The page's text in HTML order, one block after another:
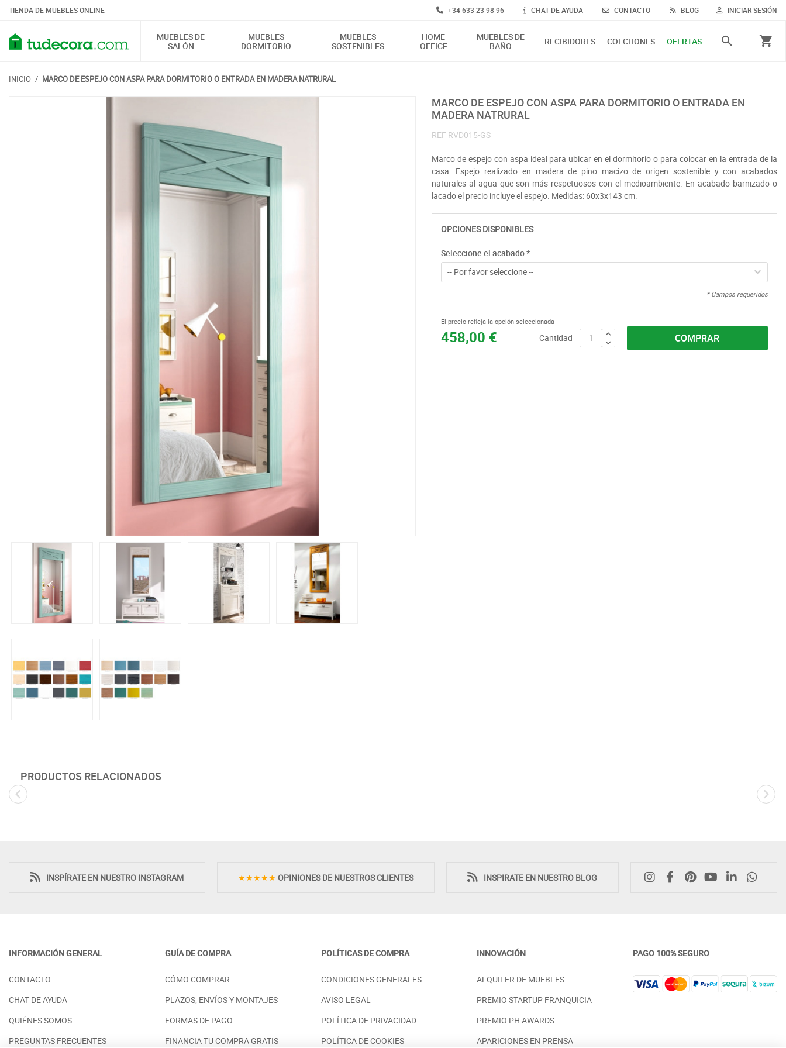
TIENDA DE MUEBLES ONLINE INICIAR SESIÓN
+34 633 23 98 96 CHAT DE AYUDA CONTACTO BLOG
MUEBLES DE
SALÓN
MUEBLES
DORMITORIO
MUEBLES
SOSTENIBLES
HOME
OFFICE
MUEBLES DE
BAÑO
RECIBIDORES COLCHONES OFERTAS
INICIO / MARCO DE ESPEJO CON ASPA PARA DORMITORIO O ENTRADA EN MADERA NATRURAL
MARCO DE ESPEJO CON ASPA PARA DORMITORIO O ENTRADA EN
MADERA NATRURAL
REF RVD015-GS
Marco de espejo con aspa ideal para ubicar en el dormitorio o para colocar en la entrada de la
casa. Espejo realizado en madera de pino macizo de origen sostenible y con acabados
naturales al agua que son más respetuosos con el medioambiente. En acabado barnizado o
lacado el precio incluye el espejo. Medidas: 60x3x143 cm.
OPCIONES DISPONIBLES
Seleccione el acabado*
-- Por favor seleccione --
* Campos requeridos
458,00 €
El precio refleja la opción seleccionada
Cantidad COMPRAR
PRODUCTOS RELACIONADOS
CAJONES FABRICADO EN MADERA
PRECIO DESDE:
CON ASPAS DORMITORIO MADERA
PRECIO DESDE:2.398,00 €
MADERA NATURAL DE ORIGEN
PRECIO DESDE:
DORMITORIO EN MADERA
PRECIO DESDE: 1.198,00 €
CAJONES MADERA
SOSTENIBLE
INSPÍRATE EN NUESTRO INSTAGRAM ★★★★★ OPINIONES DE NUESTROS CLIENTES INSPIRATE EN NUESTRO BLOG
INFORMACIÓN GENERAL
CONTACTO
CHAT DE AYUDA
QUIÉNES SOMOS
PREGUNTAS FRECUENTES
GUÍA DE COMPRA
CÓMO COMPRAR
PLAZOS, ENVÍOS Y MONTAJES
FORMAS DE PAGO
FINANCIA TU COMPRA GRATIS
POLÍTICAS DE COMPRA
CONDICIONES GENERALES
AVISO LEGAL
POLÍTICA DE PRIVACIDAD
POLÍTICA DE COOKIES
INNOVACIÓN
ALQUILER DE MUEBLES
PREMIO STARTUP FRANQUICIA
PREMIO PH AWARDS
APARICIONES EN PRENSA
PAGO 100% SEGURO